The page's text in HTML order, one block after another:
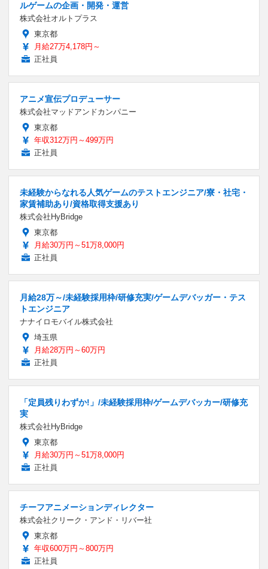
ルゲームの企画・開発・運営
株式会社オルトプラス
東京都
月給27万4,178円～
正社員
アニメ宣伝プロデューサー
株式会社マッドアンドカンパニー
東京都
年収312万円～499万円
正社員
未経験からなれる人気ゲームのテストエンジニア/寮・社宅・
家賃補助あり/資格取得支援あり
株式会社HyBridge
東京都
月給30万円～51万8,000円
正社員
月給28万～/未経験採用枠/研修充実/ゲームデバッガー・テス
トエンジニア
ナナイロモバイル株式会社
埼玉県
月給28万円～60万円
正社員
「定員残りわずか!」/未経験採用枠/ゲームデバッカー/研修充
実
株式会社HyBridge
東京都
月給30万円～51万8,000円
正社員
チーフアニメーションディレクター
株式会社クリーク・アンド・リバー社
東京都
年収600万円～800万円
正社員